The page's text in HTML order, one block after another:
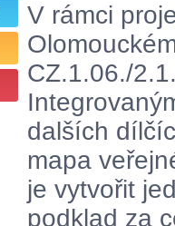
V rámci
CZ.1.06./
dalších
mapa
je vytvořit
podklad za